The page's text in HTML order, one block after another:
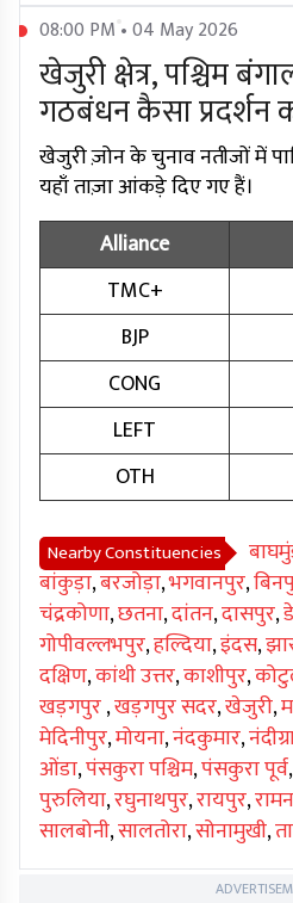
08:00 PM • 04 May 2026
खेजुरी क्षेत्र, पश्चिम
गठबंधन कैसा प्रदर्शन
खेजुरी ज़ोन के चुनाव नतीजों में
यहाँ ताज़ा आंकड़े दिए गए हैं।
Alliance
TMC+
BJP
CONG
LEFT
OTH
Nearby Constituencies
बांकुड़ा,बरजोड़ा,भगवानपुर,
चंद्रकोणा,छतना,दांतन,दासपुर,
गोपीवल्लभपुर,हल्दिया,इंदस,
दक्षिण,कांथी उत्तर,काशीपुर,
खड़गपुर,खड़गपुर सदर,खेजुरी,
मेदिनीपुर,मोयना,नंदकुमार,
ओंडा,पंसकुरा पश्चिम,पंसकुरा पूर्व,
पुरुलिया,रघुनाथपुर,रायपुर,
सालबोनी,सालतोरा,सोनामुखी,